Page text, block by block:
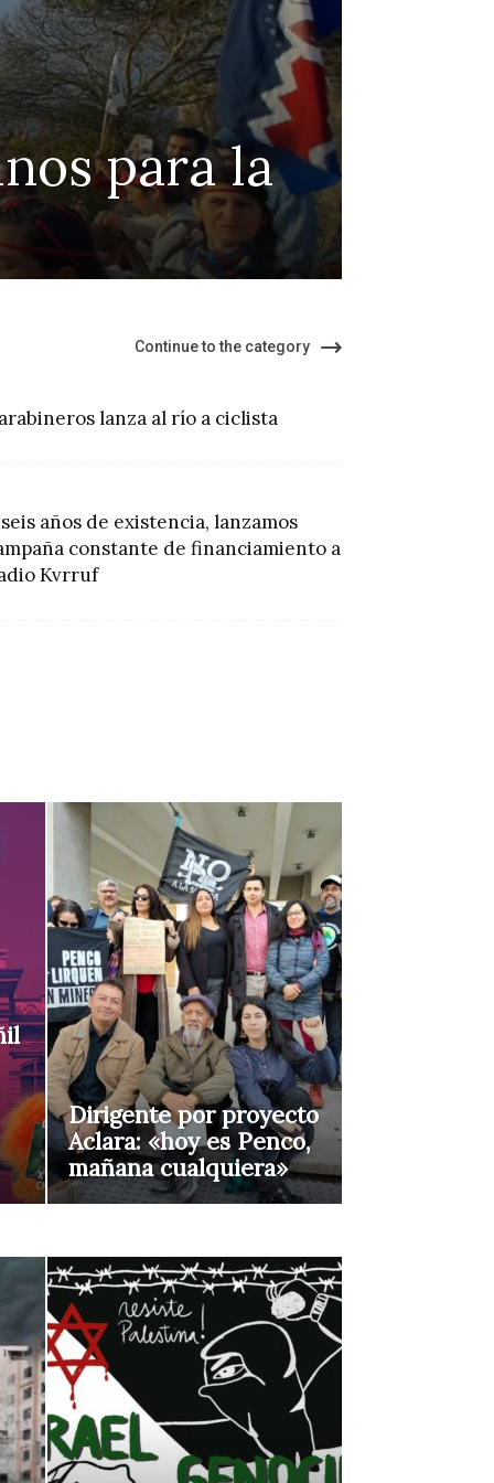
ley de
del suicidio
Continue to the category
lanza al río a ciclista
años de existencia, lanzamos
constante de financiamiento a
Kvrruf
Dirigente por proyecto
Aclara: «hoy es Penco,
mañana cualquiera»